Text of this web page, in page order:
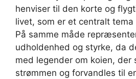
henviser til den korte og
livet, som er et centralt
På samme måde
udholdenhed og styrke, da
med legender om koien, der
strømmen og forvandles til